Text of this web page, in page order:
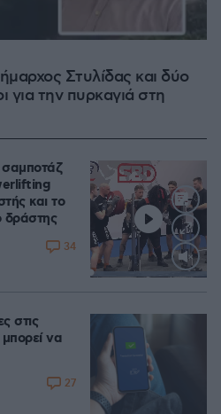
Στυλίδας και δύο
για την πυρκαγιά στη
Loaded
και το
δράστης
34
στις
να
27